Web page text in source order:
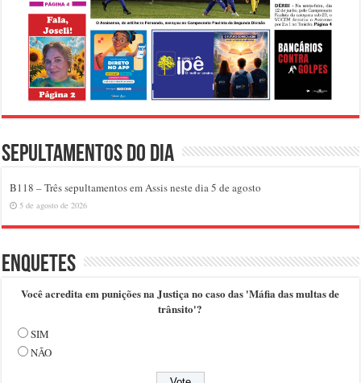
Sepultamentos do dia
B118 – Três sepultamentos em Assis neste dia 5 de agosto
5 de agosto de 2026
Enquetes
Você acredita em punições na Justiça no caso das 'Máfia das multas de
trânsito'?
SIM
NÃO